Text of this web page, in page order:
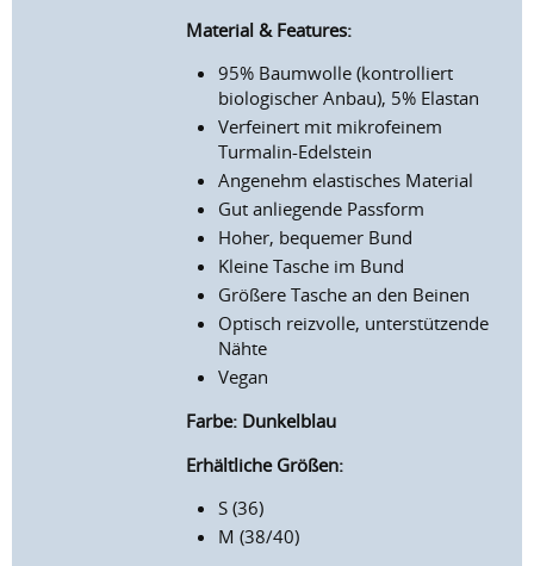
Material & Features:
95% Baumwolle (kontrolliert
biologischer Anbau), 5% Elastan
Verfeinert mit mikrofeinem
Turmalin-Edelstein
Angenehm elastisches Material
Gut anliegende Passform
Hoher, bequemer Bund
Kleine Tasche im Bund
Größere Tasche an den Beinen
Optisch reizvolle, unterstützende
Nähte
Vegan
Farbe: Dunkelblau
Erhältliche Größen:
S (36)
M (38/40)